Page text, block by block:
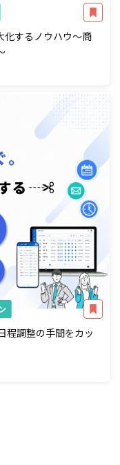
化するノウハウ～商
程調整の手間をカッ